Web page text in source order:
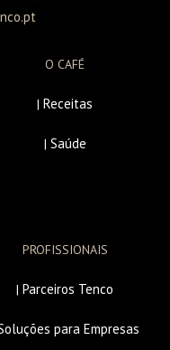
O CAFÉ
| Receitas
| Saúde
PROFISSIONAIS
| Parceiros Tenco
para Empresas